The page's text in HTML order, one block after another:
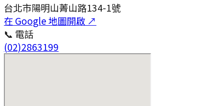
台北市陽明山菁山路134-1號
在 Google 地圖開啟 ↗
📞 電話
(02)2863199